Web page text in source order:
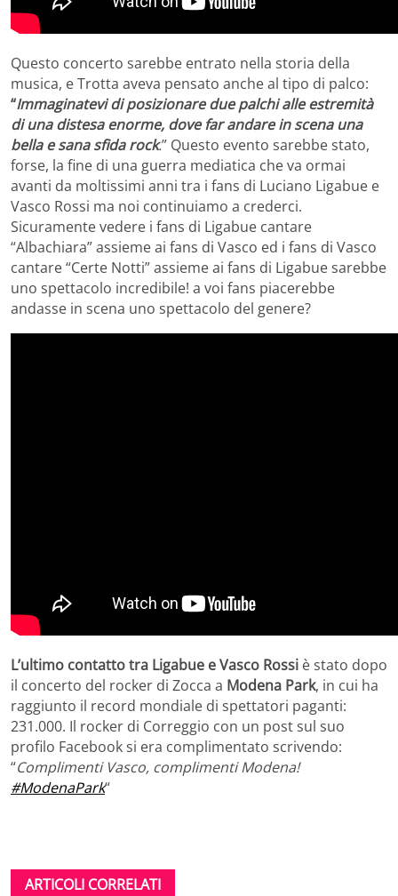
Questo concerto sarebbe entrato nella storia della
musica, e Trotta aveva pensato anche al tipo di palco:
“Immaginatevi di posizionare due palchi alle estremità
di una distesa enorme, dove far andare in scena una
bella e sana sfida rock.” Questo evento sarebbe stato,
forse, la fine di una guerra mediatica che va ormai
avanti da moltissimi anni tra i fans di Luciano Ligabue e
Vasco Rossi ma noi continuiamo a crederci.
Sicuramente vedere i fans di Ligabue cantare
“Albachiara” assieme ai fans di Vasco ed i fans di Vasco
cantare “Certe Notti” assieme ai fans di Ligabue sarebbe
uno spettacolo incredibile! a voi fans piacerebbe
andasse in scena uno spettacolo del genere?
L’ultimo contatto tra Ligabue e Vasco Rossi è stato dopo
il concerto del rocker di Zocca a Modena Park, in cui ha
raggiunto il record mondiale di spettatori paganti:
231.000. Il rocker di Correggio con un post sul suo
profilo Facebook si era complimentato scrivendo:
“Complimenti Vasco, complimenti Modena!
#ModenaPark“
ARTICOLI CORRELATI